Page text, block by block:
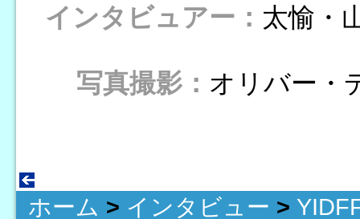
インタビュアー： 太愉・
写真撮影： オリバー・
ホーム > インタビュー >